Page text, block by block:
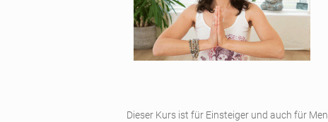
Dieser Kurs ist für Einsteiger und auch für